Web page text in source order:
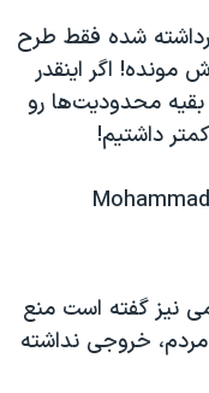
شده فقط طرح
اگر اینقدر
محدودیت‌ها رو
داشتیم!
نیز گفته است منع
خروجی نداشته